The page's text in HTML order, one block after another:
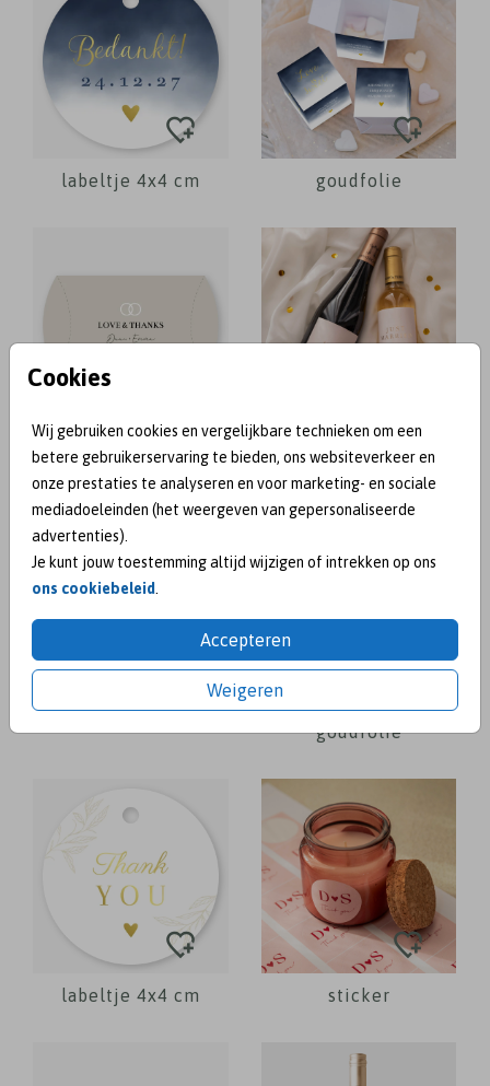
Cookies
Wij gebruiken cookies en vergelijkbare technieken om een
betere gebruikerservaring te bieden, ons websiteverkeer en
onze prestaties te analyseren en voor marketing- en sociale
mediadoeleinden (het weergeven van gepersonaliseerde
advertenties).
Je kunt jouw toestemming altijd wijzigen of intrekken op ons
ons cookiebeleid
Accepteren
Weigeren
labeltje 4x4 cm goudfolie
wijnetiket met
goudfolie
labeltje 4x4 cm sticker